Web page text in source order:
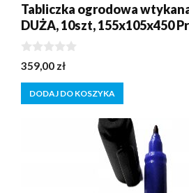
Tabliczka ogrodowa
DUŻA, 10szt, 155x105x450
0
z
5
359,00 zł
DODAJ DO KOSZYKA